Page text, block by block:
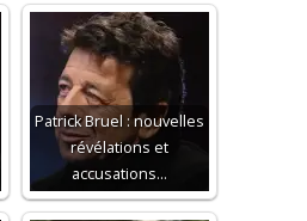
Patrick Bruel : nouvelles
révélations et
accusations…